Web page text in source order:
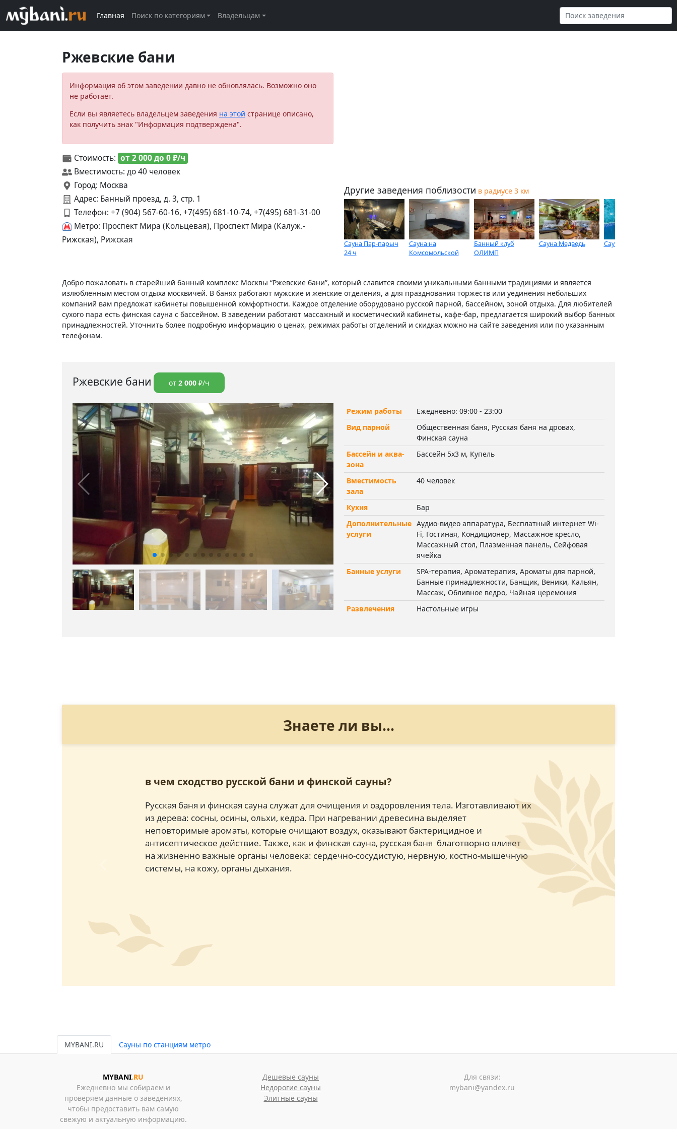
Главная Поиск по категориям Владельцам
Ржевские бани
Информация об этом заведении давно не обновлялась. Возможно оно
не работает.
Если вы являетесь владельцем заведения на этой странице описано,
как получить знак "Информация подтверждена".
Стоимость: от 2 000 до 0 ₽/ч
Вместимость: до 40 человек
Город: Москва
Адрес: Банный проезд, д. 3, стр. 1
Телефон: +7 (904) 567-60-16, +7(495) 681-10-74, +7(495) 681-31-00
Метро: Проспект Мира (Кольцевая), Проспект Мира (Калуж.-
Рижская), Рижская
Другие заведения поблизости в радиусе 3 км
Сауна Пар-парыч
24 ч
Сауна на
Комсомольской
Банный клуб
ОЛИМП
Сауна Медведь Сауна ВИРПУЛ
Добро пожаловать в старейший банный комплекс Москвы “Ржевские бани”, который славится своими уникальными банными традициями и является
излюбленным местом отдыха москвичей. В банях работают мужские и женские отделения, а для празднования торжеств или уединения небольших
компаний вам предложат кабинеты повышенной комфортности. Каждое отделение оборудовано русской парной, бассейном, зоной отдыха. Для любителей
сухого пара есть финская сауна с бассейном. В заведении работают массажный и косметический кабинеты, кафе-бар, предлагается широкий выбор банных
принадлежностей. Уточнить более подробную информацию о ценах, режимах работы отделений и скидках можно на сайте заведения или по указанным
телефонам.
Ржевские бани от 2 000 ₽/ч
Режим работы
Ежедневно: 09:00 - 23:00
Вид парной
Общественная баня, Русская баня на дровах,
Финская сауна
Бассейн и аква-
зона
Бассейн 5х3 м, Купель
Вместимость
зала
40 человек
Кухня
Бар
Дополнительные
услуги
Аудио-видео аппаратура, Бесплатный интернет Wi-
Fi, Гостиная, Кондиционер, Массажное кресло,
Массажный стол, Плазменная панель, Сейфовая
ячейка
Банные услуги
SPA-терапия, Ароматерапия, Ароматы для парной,
Банные принадлежности, Банщик, Веники, Кальян,
Массаж, Обливное ведро, Чайная церемония
Развлечения
Настольные игры
Знаете ли вы...
в чем сходство русской бани и финской сауны?
Русская баня и финская сауна служат для очищения и оздоровления тела. Изготавливают их
из дерева: сосны, осины, ольхи, кедра. При нагревании древесина выделяет
неповторимые ароматы, которые очищают воздух, оказывают бактерицидное и
антисептическое действие. Также, как и финская сауна, русская баня благотворно влияет
на жизненно важные органы человека: сердечно-сосудистую, нервную, костно-мышечную
системы, на кожу, органы дыхания.
Next
MYBANI.RU Сауны по станциям метро
MYBANI.RU
Ежедневно мы собираем и
проверяем данные о заведениях,
чтобы предоставить вам самую
свежую и актуальную информацию.
Дешевые сауны
Недорогие сауны
Элитные сауны
Для связи:
mybani@yandex.ru